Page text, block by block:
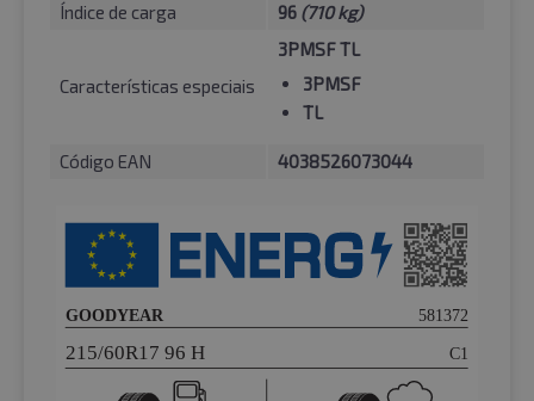
Índice de carga
96 (710 kg)
Características especiais
3PMSF TL
3PMSF
TL
Código EAN 4038526073044